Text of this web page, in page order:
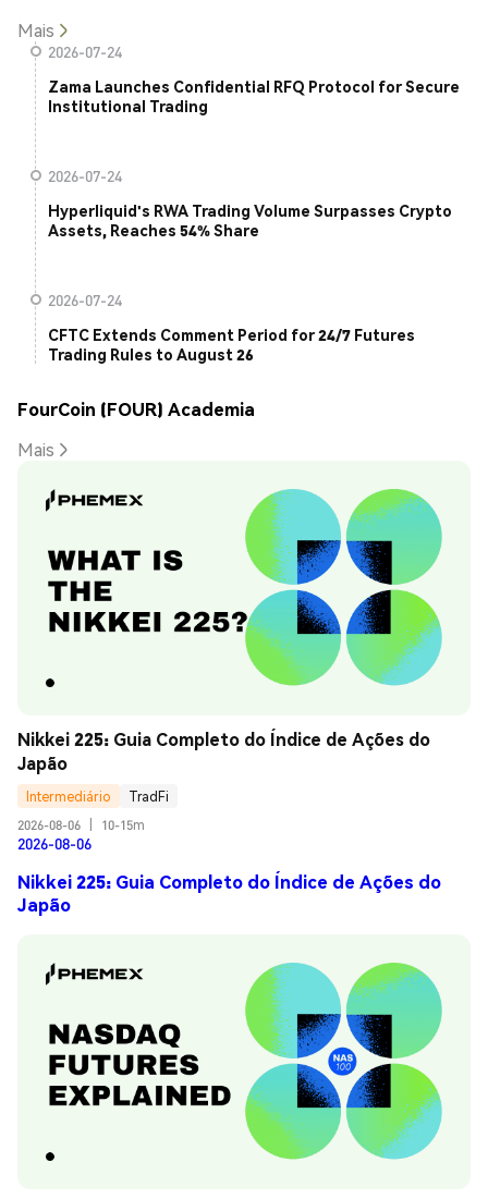
Mais
2026-07-24
Zama Launches Confidential RFQ Protocol for Secure
Institutional Trading
2026-07-24
Hyperliquid's RWA Trading Volume Surpasses Crypto
Assets, Reaches 54% Share
2026-07-24
CFTC Extends Comment Period for 24/7 Futures
Trading Rules to August 26
FourCoin (FOUR) Academia
Mais
Nikkei 225: Guia Completo do Índice de Ações do
Japão
Intermediário
TradFi
2026-08-06
10-15m
2026-08-06
Nikkei 225: Guia Completo do Índice de Ações do
Japão